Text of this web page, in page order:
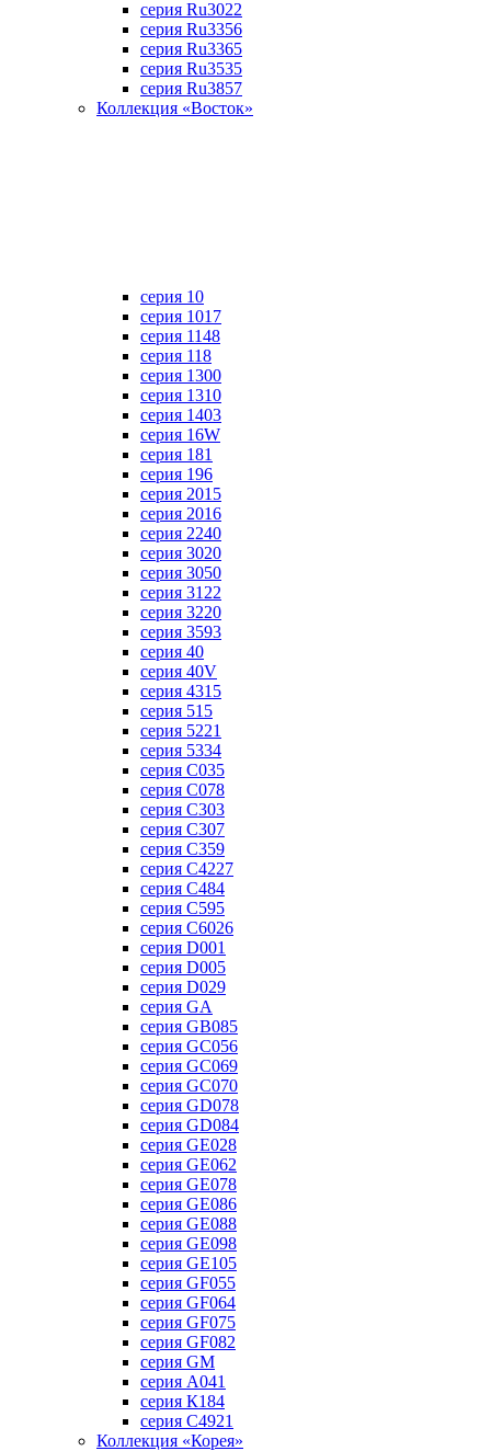
серия Ru3022
серия Ru3356
серия Ru3365
серия Ru3535
серия Ru3857
Коллекция «Восток»
серия 10
серия 1017
серия 1148
серия 118
серия 1300
серия 1310
серия 1403
серия 16W
серия 181
серия 196
серия 2015
серия 2016
серия 2240
серия 3020
серия 3050
серия 3122
серия 3220
серия 3593
серия 40
серия 40V
серия 4315
серия 515
серия 5221
серия 5334
серия C035
серия C078
серия C303
серия C307
серия C359
серия C4227
серия C484
серия C595
серия C6026
серия D001
серия D005
серия D029
серия GA
серия GB085
серия GC056
серия GC069
серия GC070
серия GD078
серия GD084
серия GE028
серия GE062
серия GE078
серия GE086
серия GE088
серия GE098
серия GE105
серия GF055
серия GF064
серия GF075
серия GF082
серия GM
серия А041
серия К184
серия С4921
Коллекция «Корея»